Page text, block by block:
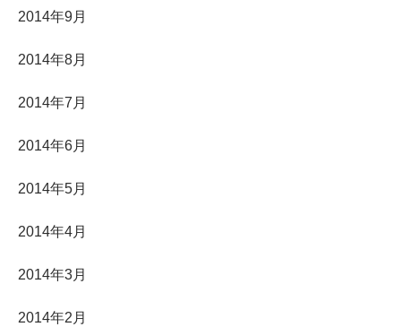
2014年9月
2014年8月
2014年7月
2014年6月
2014年5月
2014年4月
2014年3月
2014年2月